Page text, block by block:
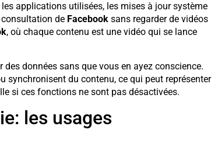
applications utilisées, les mises à jour système
de Facebooksans regarder de vidéos
, où chaque contenu est une vidéo qui se lance
données sans que vous en ayez conscience.
synchronisent du contenu, ce qui peut représenter
si ces fonctions ne sont pas désactivées.
les usages